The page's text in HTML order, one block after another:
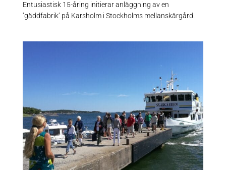
Entusiastisk 15-åring initierar anläggning av en
’gäddfabrik’ på Karsholm i Stockholms mellanskärgård.